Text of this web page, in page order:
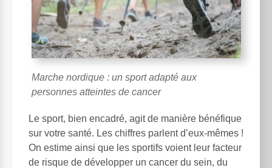
Marche nordique : un sport adapté aux
personnes atteintes de cancer
Le sport, bien encadré, agit de manière bénéfique
sur votre santé. Les chiffres parlent d’eux-mêmes !
On estime ainsi que les sportifs voient leur facteur
de risque de développer un cancer du sein, du